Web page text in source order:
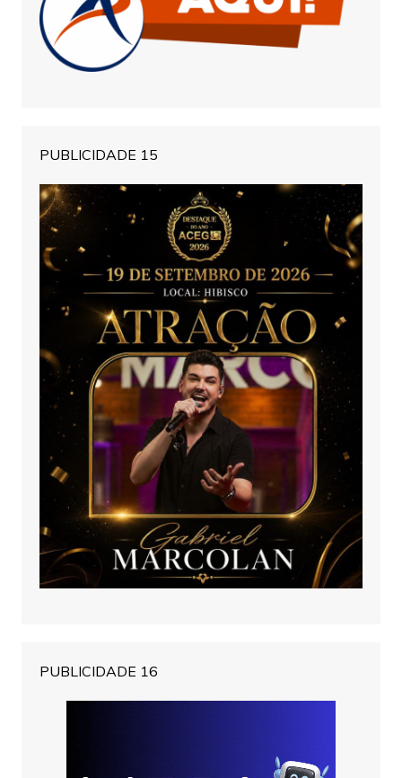
PUBLICIDADE 15
PUBLICIDADE 16